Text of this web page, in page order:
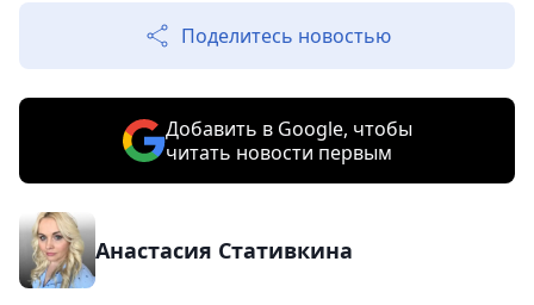
Поделитесь новостью
Добавить в Google, чтобы
читать новости первым
Анастасия Стативкина